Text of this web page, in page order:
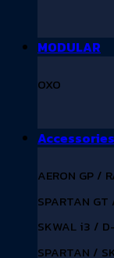
MODULAR
OXO
Accessories
AERON GP /
SPARTAN GT
SKWAL i3 /
SPARTAN /